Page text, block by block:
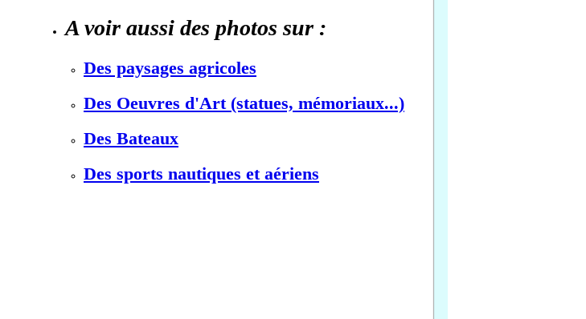
A voir aussi des photos sur :
Des paysages agricoles
Des Oeuvres d'Art (statues, mémoriaux...)
Des Bateaux
Des sports nautiques et aériens